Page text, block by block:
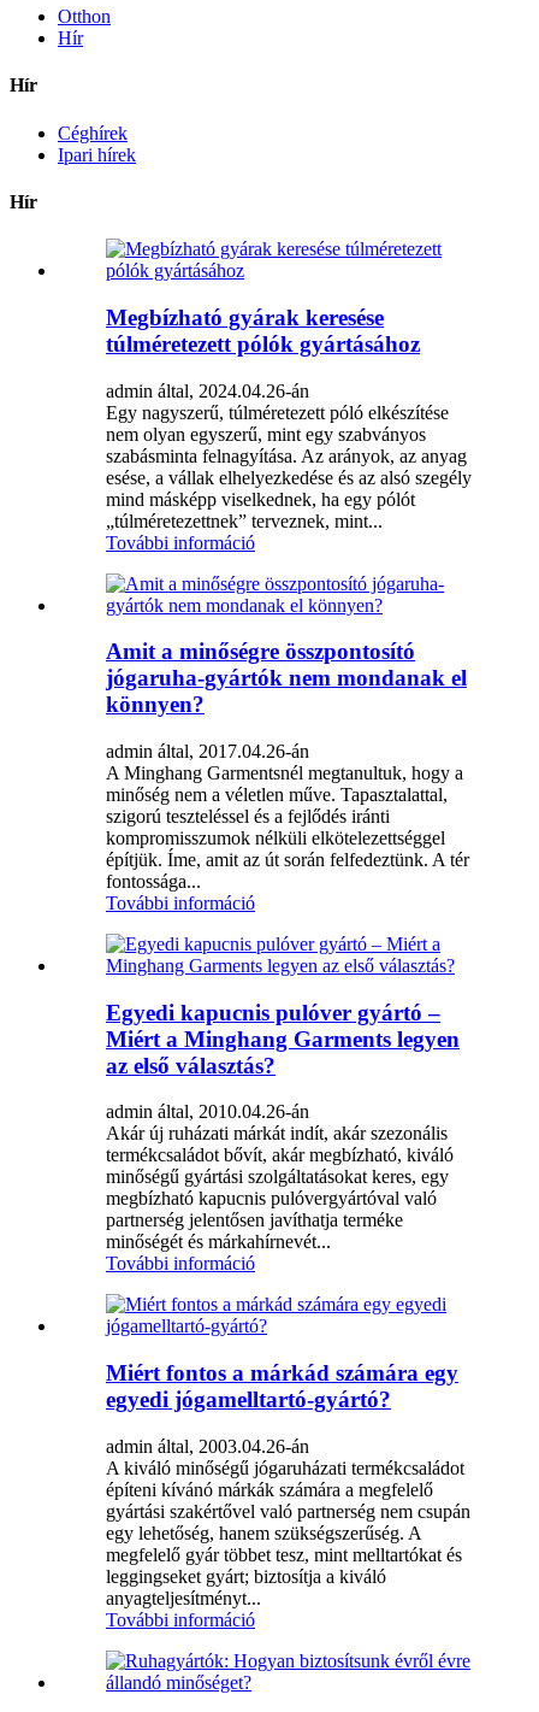
Otthon
Hír
Hír
Céghírek
Ipari hírek
Hír
Megbízható gyárak keresése
túlméretezett pólók gyártásához
admin által, 2024.04.26-án
Egy nagyszerű, túlméretezett póló elkészítése
nem olyan egyszerű, mint egy szabványos
szabásminta felnagyítása. Az arányok, az anyag
esése, a vállak elhelyezkedése és az alsó szegély
mind másképp viselkednek, ha egy pólót
„túlméretezettnek” terveznek, mint...
További információ
Amit a minőségre összpontosító
jógaruha-gyártók nem mondanak el
könnyen?
admin által, 2017.04.26-án
A Minghang Garmentsnél megtanultuk, hogy a
minőség nem a véletlen műve. Tapasztalattal,
szigorú teszteléssel és a fejlődés iránti
kompromisszumok nélküli elkötelezettséggel
építjük. Íme, amit az út során felfedeztünk. A tér
fontossága...
További információ
Egyedi kapucnis pulóver gyártó –
Miért a Minghang Garments legyen
az első választás?
admin által, 2010.04.26-án
Akár új ruházati márkát indít, akár szezonális
termékcsaládot bővít, akár megbízható, kiváló
minőségű gyártási szolgáltatásokat keres, egy
megbízható kapucnis pulóvergyártóval való
partnerség jelentősen javíthatja terméke
minőségét és márkahírnevét...
További információ
Miért fontos a márkád számára egy
egyedi jógamelltartó-gyártó?
admin által, 2003.04.26-án
A kiváló minőségű jógaruházati termékcsaládot
építeni kívánó márkák számára a megfelelő
gyártási szakértővel való partnerség nem csupán
egy lehetőség, hanem szükségszerűség. A
megfelelő gyár többet tesz, mint melltartókat és
leggingseket gyárt; biztosítja a kiváló
anyagteljesítményt...
További információ